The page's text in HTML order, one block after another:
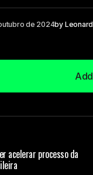
de 2024by
não será
acelerar processo da